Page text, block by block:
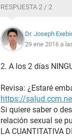
RESPUESTA 2 / 2
Dr. Joseph
29 ene 2016 a
2. A los 2 días
Revisa: ¿Estaré
https://
Si quiere saber o
relación sexual se
LA CUANTITATIVA